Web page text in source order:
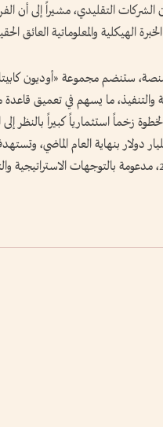
الشركات التقليدي، مشيراً إلى أن
الهيكلية والمعلوماتية العائق
ستنضم مجموعة «أوديون
والتنفيذ، ما يسهم في تعميق
زخماً استثمارياً كبيراً بالنظر إلى
أصولاً بلغت قيمتها نحو 55 مليار دولار بنهاية
إلى 100 مليار دولار بحلول عام 2029، مدعومة